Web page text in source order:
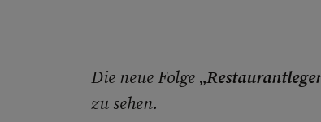
Die neue Folge „
zu sehen.